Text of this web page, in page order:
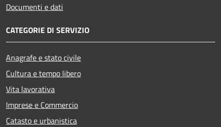
Documenti e dati
CATEGORIE DI SERVIZIO
Anagrafe e stato civile
Cultura e tempo libero
Vita lavorativa
Imprese e Commercio
Catasto e urbanistica